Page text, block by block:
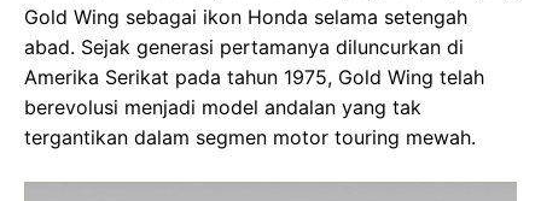
Gold Wing sebagai ikon Honda selama setengah
abad. Sejak generasi pertamanya diluncurkan di
Amerika Serikat pada tahun 1975, Gold Wing telah
berevolusi menjadi model andalan yang tak
tergantikan dalam segmen motor touring mewah.